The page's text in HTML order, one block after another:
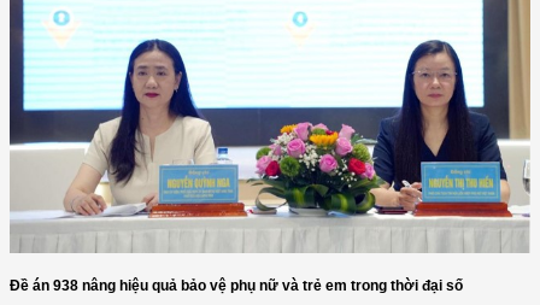
Đề án 938 nâng hiệu quả bảo vệ phụ nữ và trẻ em trong thời đại số